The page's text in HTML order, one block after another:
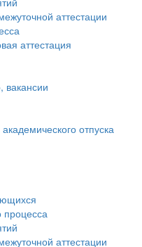
аттестации
аттестация
вакансии
отпуска
процесса
аттестации